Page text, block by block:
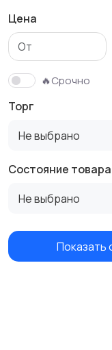
Трикотаж
Цена
🔥Срочно
Торг
Не выбрано
Состояние товара
Не выбрано
Показать